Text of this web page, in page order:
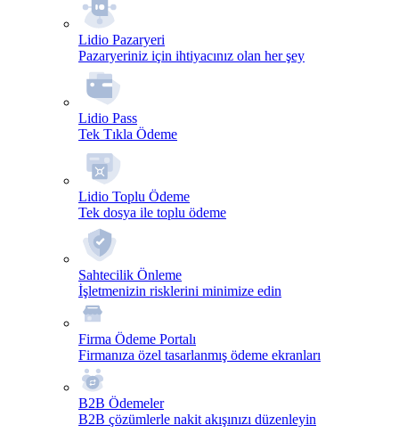
Lidio Pazaryeri
Pazaryeriniz için ihtiyacınız olan her şey
Lidio Pass
Tek Tıkla Ödeme
Lidio Toplu Ödeme
Tek dosya ile toplu ödeme
Sahtecilik Önleme
İşletmenizin risklerini minimize edin
Firma Ödeme Portalı
Firmanıza özel tasarlanmış ödeme ekranları
B2B Ödemeler
B2B çözümlerle nakit akışınızı düzenleyin